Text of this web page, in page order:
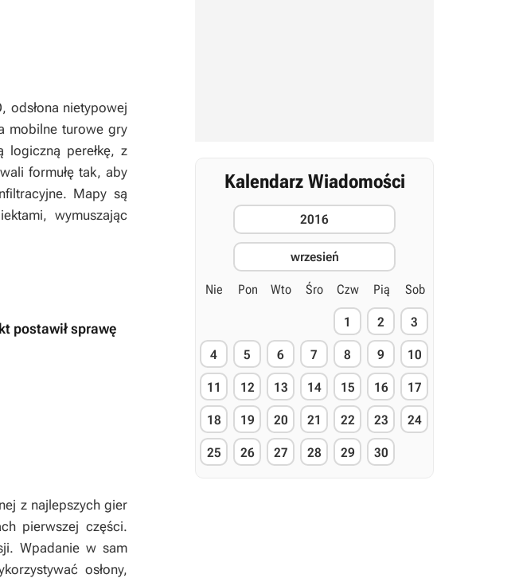
, odsłona nietypowej
mobilne turowe gry
logiczną perełkę, z
formułę tak, aby
Mapy są
wymuszając
postawił sprawę
z najlepszych gier
pierwszej części.
Wpadanie w sam
osłony,
Kalendarz Wiadomości
2016
wrzesień
Nie Pon Wto Śro Czw Pią Sob
1 2 3
4 5 6 7 8 9 10
11 12 13 14 15 16 17
18 19 20 21 22 23 24
25 26 27 28 29 30